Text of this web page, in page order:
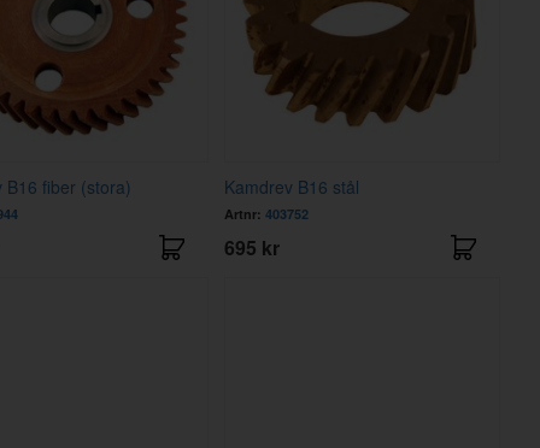
B16 fiber (stora) Kamdrev B16 stål
Artnr:403752
695 kr